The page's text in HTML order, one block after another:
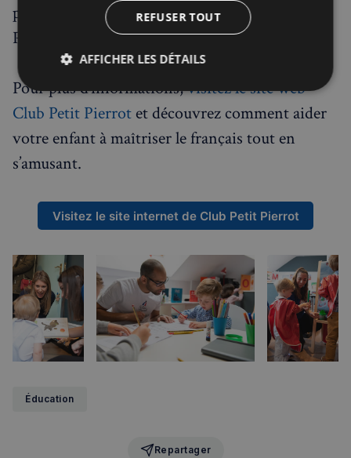
pour l'apprentissage du français, le Club Petit
Pierrot est le choix idéal.
Pour plus d’informations,visitez le site web
Club Petit Pierrot et découvrez comment aider
votre enfant à maîtriser le français tout en
s’amusant.
Visitez le site internet de Club Petit Pierrot
Éducation
Repartager
REFUSER TOUT
AFFICHER LES DÉTAILS
Strictement
nécessaires
Performance Ciblage
Strictement nécessaires
Performance
Ciblage
Fonctionnalité
Les cookies strictement nécessaires habilitent des
fonctionnalités de base du site Web telles que la
connexion des utilisateurs et la gestion des comptes.
Le site Web ne peut pas être utilisé correctement
.stripecdn.com